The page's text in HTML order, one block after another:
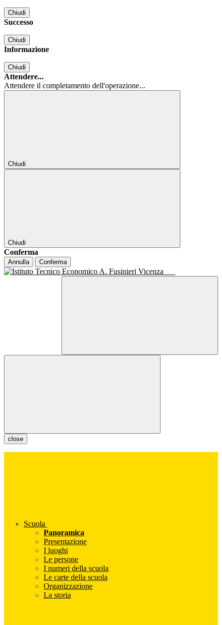
Chiudi
Successo
Chiudi
Informazione
Chiudi
Attendere...
Attendere il completamento dell'operazione...
Chiudi
Chiudi
Conferma
Annulla Conferma
close
Scuola
Panoramica
Presentazione
I luoghi
Le persone
I numeri della scuola
Le carte della scuola
Organizzazione
La storia